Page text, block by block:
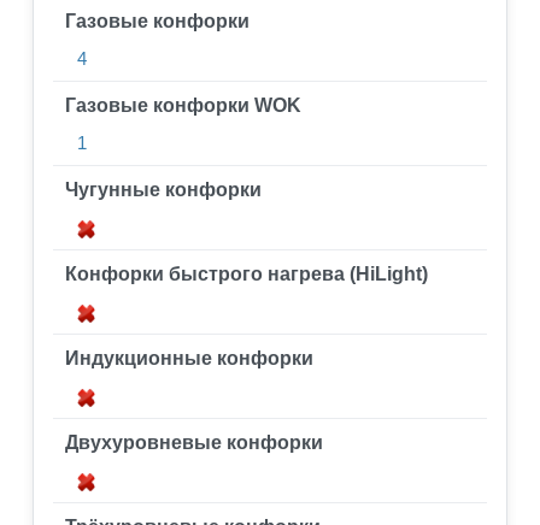
Газовые конфорки
4
Газовые конфорки WOK
1
Чугунные конфорки
Конфорки быстрого нагрева (HiLight)
Индукционные конфорки
Двухуровневые конфорки